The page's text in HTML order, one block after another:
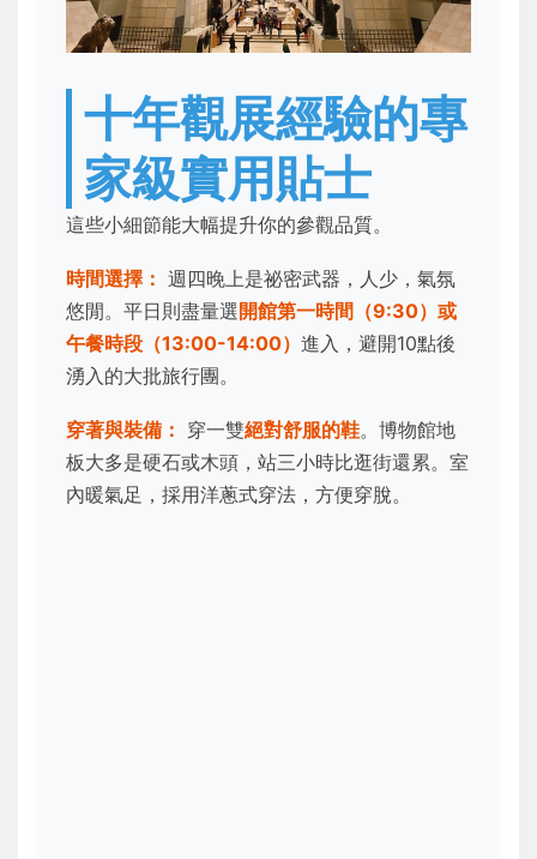
十年觀展經驗的專
家級實用貼士
這些小細節能大幅提升你的參觀品質。
時間選擇： 週四晚上是祕密武器，人少，氣氛
悠閒。平日則盡量選開館第一時間（9:30）或
午餐時段（13:00-14:00） 進入，避開10點後
湧入的大批旅行團。
穿著與裝備： 穿一雙絕對舒服的鞋。博物館地
板大多是硬石或木頭，站三小時比逛街還累。室
內暖氣足，採用洋蔥式穿法，方便穿脫。